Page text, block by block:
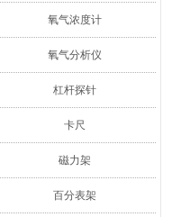
氧气浓度计
氧气分析仪
杠杆探针
卡尺
磁力架
百分表架